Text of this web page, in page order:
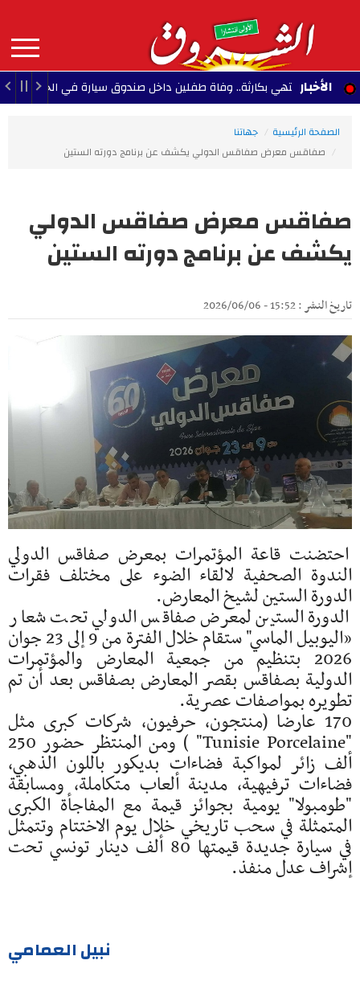
contenu
principal
MAIN
NAVIGATION الأخبار
تنتهي بكارثة.. وفاة طفلين داخل صندوق سيارة في الجزائر 14:04 - 2026/08/09
الصفحة الرئيسية
جهاتنا
صفاقس معرض صفاقس الدولي يكشف عن برنامج دورته الستين
صفاقس معرض صفاقس الدولي
يكشف عن برنامج دورته الستين
تاريخ النشر : 15:52 - 2026/06/06
احتضنت قاعة المؤتمرات بمعرض صفاقس الدولي
الندوة الصحفية لالقاء الضوء على مختلف فقرات
الدورة الستين لشيخ المعارض.
الدورة الستين لمعرض صفاقس الدولي تحت شعار
«اليوبيل الماسي" ستقام خلال الفترة من 9 إلى 23 جوان
2026 بتنظيم من جمعية المعارض والمؤتمرات
الدولية بصفاقس بقصر المعارض بصفاقس بعد أن تم
تطويره بمواصفات عصرية.
170 عارضا (منتجون، حرفيون، شركات كبرى مثل
"Tunisie Porcelaine" ) ومن المنتظر حضور 250
ألف زائر لمواكبة فضاءات بديكور باللون الذهبي،
فضاءات ترفيهية، مدينة ألعاب متكاملة، ومسابقة
"طومبولا" يومية بجوائز قيمة مع المفاجأة الكبرى
المتمثلة في سحب تاريخي خلال يوم الاختتام وتتمثل
في سيارة جديدة قيمتها 80 ألف دينار تونسي تحت
إشراف عدل منفذ.
نبيل العمامي